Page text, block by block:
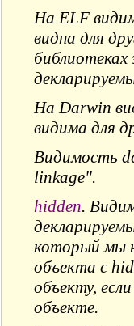
На ELF
видна для
На Darwin
видима для
Видимость
linkage".
hidden.
который мы
объекта с
объекту,
объекте.